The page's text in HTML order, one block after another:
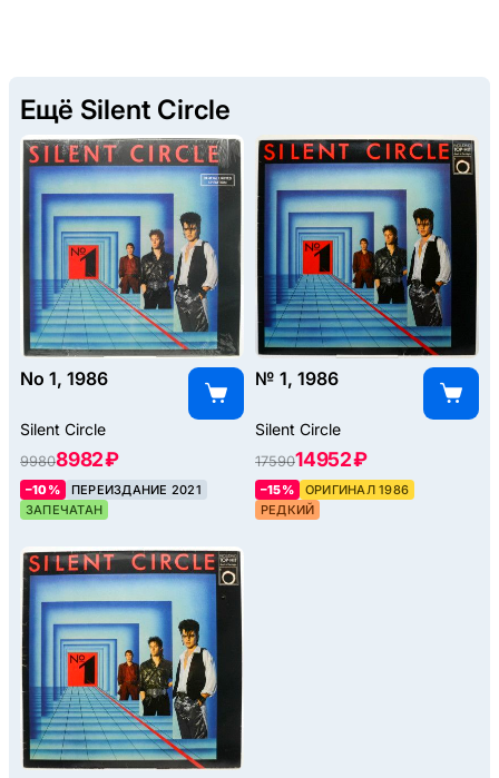
Ещё Silent Circle
No 1, 1986
Silent Circle
99808982 ₽
–10%
ПЕРЕИЗДАНИЕ 2021
ЗАПЕЧАТАН
№ 1, 1986
Silent Circle
1759014952 ₽
–15%
ОРИГИНАЛ 1986
РЕДКИЙ